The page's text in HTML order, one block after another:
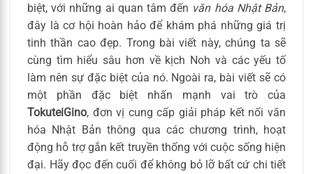
biệt, với những ai quan tâm đến văn hóa Nhật Bản,
đây là cơ hội hoàn hảo để khám phá những giá trị
tinh thần cao đẹp. Trong bài viết này, chúng ta sẽ
cùng tìm hiểu sâu hơn về kịch Noh và các yếu tố
làm nên sự đặc biệt của nó. Ngoài ra, bài viết sẽ có
một phần đặc biệt nhấn mạnh vai trò của
TokuteiGino, đơn vị cung cấp giải pháp kết nối văn
hóa Nhật Bản thông qua các chương trình, hoạt
động hỗ trợ gắn kết truyền thống với cuộc sống hiện
đại. Hãy đọc đến cuối để không bỏ lỡ bất cứ chi tiết